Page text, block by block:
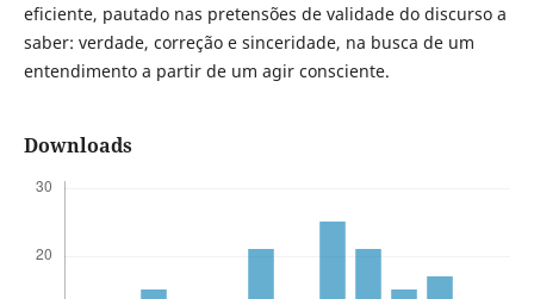
eficiente, pautado nas pretensões de validade do discurso a
saber: verdade, correção e sinceridade, na busca de um
entendimento a partir de um agir consciente.
Downloads